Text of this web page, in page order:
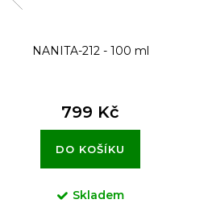
NANITA-212 - 100 ml
799 Kč
DO KOŠÍKU
Skladem